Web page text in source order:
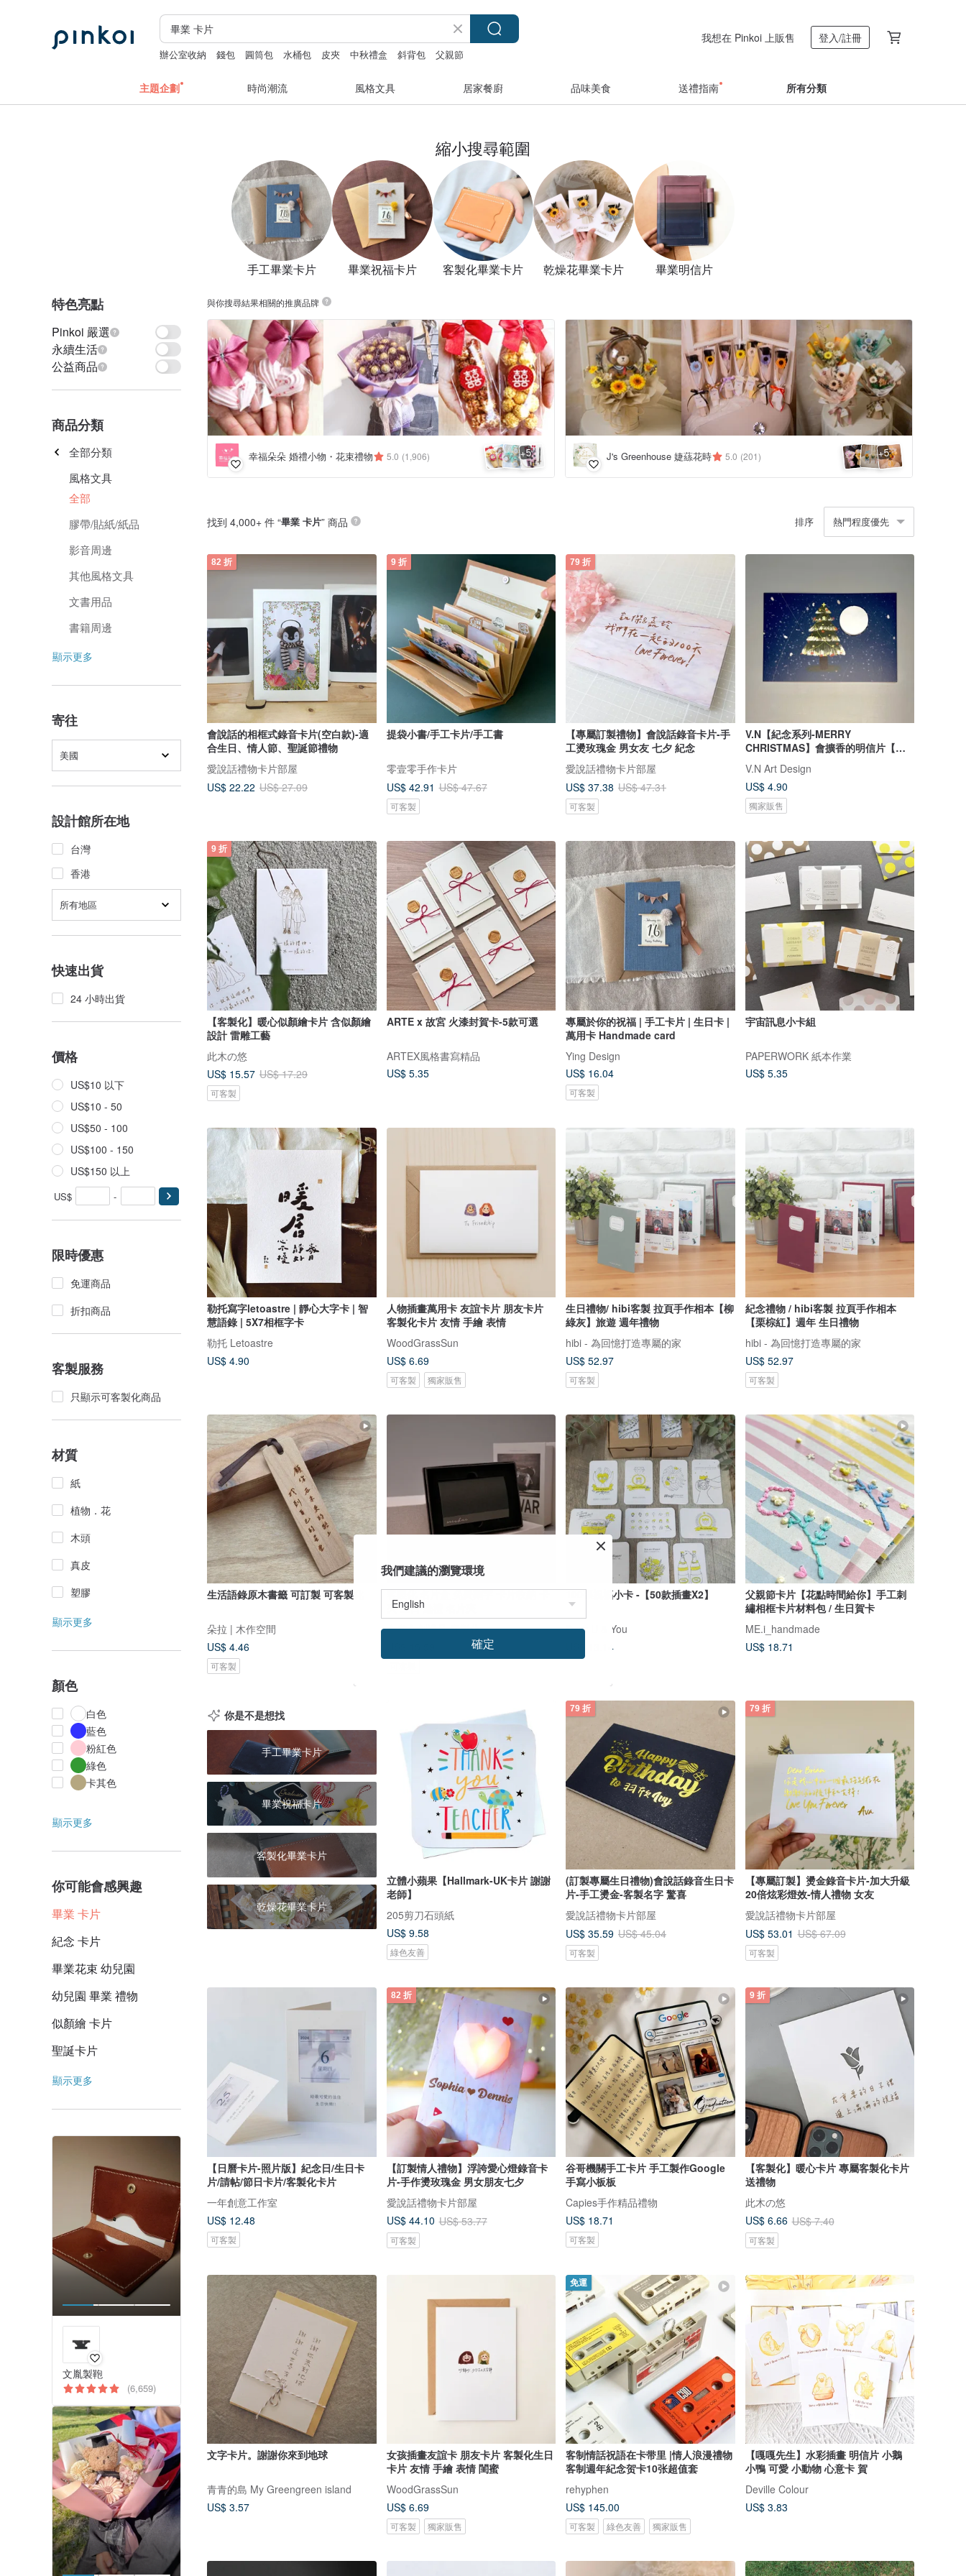
辦公室收納 錢包 圓筒包 水桶包 皮夾 中秋禮盒 斜背包 父親節
我想在 Pinkoi 上販售 登入/註冊
主題企劃 時尚潮流 風格文具 居家餐廚 品味美食 送禮指南 所有分類
縮小搜尋範圍
手工畢業卡片 畢業祝福卡片 客製化畢業卡片 乾燥花畢業卡片 畢業明信片
特色亮點
Pinkoi 嚴選
永續生活
公益商品
商品分類
全部分類
風格文具
全部
膠帶/貼紙/紙品
影音周邊
其他風格文具
文書用品
書籍周邊
顯示更多
寄往
美國
設計館所在地
台灣
香港
所有地區
快速出貨
24 小時出貨
價格
US$10 以下
US$10 - 50
US$50 - 100
US$100 - 150
US$150 以上
US$ -
限時優惠
免運商品
折扣商品
客製服務
只顯示可客製化商品
材質
紙
植物．花
木頭
真皮
塑膠
顯示更多
顏色
白色
藍色
粉紅色
綠色
卡其色
顯示更多
你可能會感興趣
畢業 卡片
紀念 卡片
畢業花束 幼兒園
幼兒園 畢業 禮物
似顏繪 卡片
聖誕卡片
顯示更多
文胤製鞄
(6,659)
與你搜尋結果相關的推廣品牌
幸福朵朵 婚禮小物・花束禮物 5.0 (1,906) +5 J's Greenhouse 婕蕬花時 5.0 (201) +5
找到 4,000+ 件 “畢業 卡片” 商品 排序 熱門程度優先
82 折
會說話的相框式錄音卡片(空白款)-適
合生日、情人節、聖誕節禮物
愛說話禮物卡片部屋
US$ 22.22 US$ 27.09
9 折
提袋小書/手工卡片/手工書
零壹零手作卡片
US$ 42.91 US$ 47.67
可客製
79 折
【專屬訂製禮物】會說話錄音卡片-手
工燙玫瑰金 男女友 七夕 紀念
愛說話禮物卡片部屋
US$ 37.38 US$ 47.31
可客製
V.N【紀念系列-MERRY
CHRISTMAS】會擴香的明信片【聖
誕節禮物】
V.N Art Design
US$ 4.90
獨家販售
9 折
【客製化】暖心似顏繪卡片 含似顏繪
設計 雷雕工藝
此木の悠
US$ 15.57 US$ 17.29
可客製
ARTE x 故宮 火漆封賀卡-5款可選
ARTEX風格書寫精品
US$ 5.35
專屬於你的祝福 | 手工卡片 | 生日卡 |
萬用卡 Handmade card
Ying Design
US$ 16.04
可客製
宇宙訊息小卡組
PAPERWORK 紙本作業
US$ 5.35
勒托寫字letoastre | 靜心大字卡 | 智
慧語錄 | 5X7相框字卡
勒托 Letoastre
US$ 4.90
人物插畫萬用卡 友誼卡片 朋友卡片
客製化卡片 友情 手繪 表情
WoodGrassSun
US$ 6.69
可客製 獨家販售
生日禮物/ hibi客製 拉頁手作相本【柳
綠灰】旅遊 週年禮物
hibi - 為回憶打造專屬的家
US$ 52.97
可客製
紀念禮物 / hibi客製 拉頁手作相本
【栗棕紅】週年 生日禮物
hibi - 為回憶打造專屬的家
US$ 52.97
可客製
生活語錄原木書籤 可訂製 可客製化
朵拉 | 木作空間
US$ 4.46
可客製
客製化 名片盒 免費刻字 卡片收納 卡
夾 生日 送禮 名片夾
金雀文創禮品 客製化
100張祝福小卡 -【50款插畫X2】
Dear U & You
US$ 13.14
父親節卡片【花點時間給你】手工刺
繡相框卡片材料包 / 生日賀卡
ME.i_handmade
US$ 18.71
你是不是想找
手工畢業卡片
畢業祝福卡片
客製化畢業卡片
乾燥花畢業卡片
立體小蘋果【Hallmark-UK卡片 謝謝
老師】
205剪刀石頭紙
US$ 9.58
綠色友善
79 折
(訂製專屬生日禮物)會說話錄音生日卡
片-手工燙金-客製名字 驚喜
愛說話禮物卡片部屋
US$ 35.59 US$ 45.04
可客製
79 折
【專屬訂製】燙金錄音卡片-加大升級
20倍炫彩燈效-情人禮物 女友
愛說話禮物卡片部屋
US$ 53.01 US$ 67.09
可客製
【日曆卡片-照片版】紀念日/生日卡
片/請帖/節日卡片/客製化卡片
一年創意工作室
US$ 12.48
可客製
82 折
【訂製情人禮物】浮誇愛心燈錄音卡
片-手作燙玫瑰金 男女朋友七夕
愛說話禮物卡片部屋
US$ 44.10 US$ 53.77
可客製
谷哥機關手工卡片 手工製作Google
手寫小板板
Capies手作精品禮物
US$ 18.71
可客製
9 折
【客製化】暖心卡片 專屬客製化卡片
送禮物
此木の悠
US$ 6.66 US$ 7.40
可客製
文字卡片。謝謝你來到地球
青青的島 My Greengreen island
US$ 3.57
女孩插畫友誼卡 朋友卡片 客製化生日
卡片 友情 手繪 表情 閨蜜
WoodGrassSun
US$ 6.69
可客製 獨家販售
免運
客制情話祝語在卡带里 |情人浪漫禮物
客制週年紀念贺卡10张超值套
rehyphen
US$ 145.00
可客製 綠色友善 獨家販售
【嘎嘎先生】水彩插畫 明信片 小鵝
小鴨 可愛 小動物 心意卡 賀
Deville Colour
US$ 3.83
我們建議的瀏覽環境
確定